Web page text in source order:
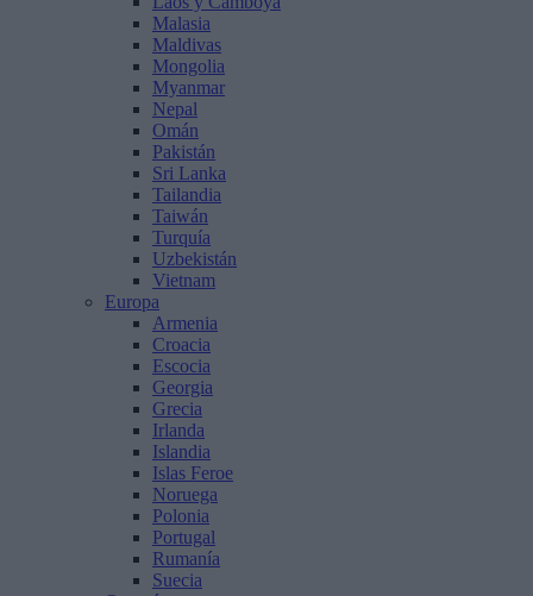
Malasia
Maldivas
Mongolia
Myanmar
Nepal
Omán
Pakistán
Sri Lanka
Tailandia
Taiwán
Turquía
Uzbekistán
Vietnam
Europa
Armenia
Croacia
Escocia
Georgia
Grecia
Irlanda
Islandia
Islas Feroe
Noruega
Polonia
Portugal
Rumanía
Suecia